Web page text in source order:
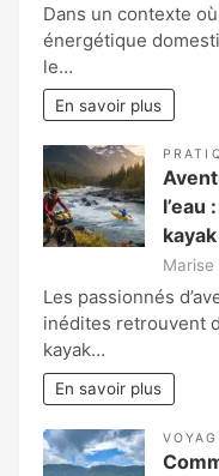
Dans un contexte
énergétique
le…
En savoir plus
l’eau
Marise
Les passionnés
inédites retrouvent
kayak…
En savoir plus